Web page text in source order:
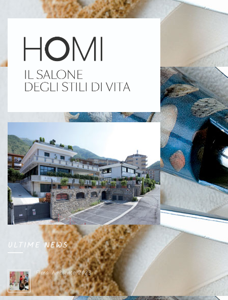
ULTIME NEWS
Fiera Ambiente 2023